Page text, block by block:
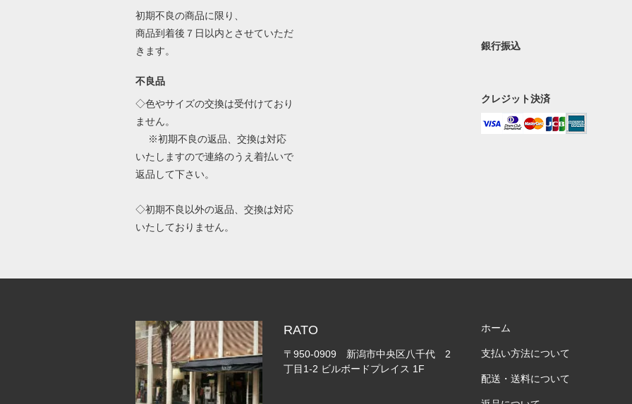
初期不良の商品に限り、
商品到着後７日以内とさせていただ
きます。
不良品
◇色やサイズの交換は受付けており
ません。
※初期不良の返品、交換は対応
いたしますので連絡のうえ着払いで
返品して下さい。
◇初期不良以外の返品、交換は対応
いたしておりません。
銀行振込
クレジット決済
RATO
〒950-0909 新潟市中央区八千代 2
丁目1-2 ビルボードプレイス 1F
ホーム
支払い方法について
配送・送料について